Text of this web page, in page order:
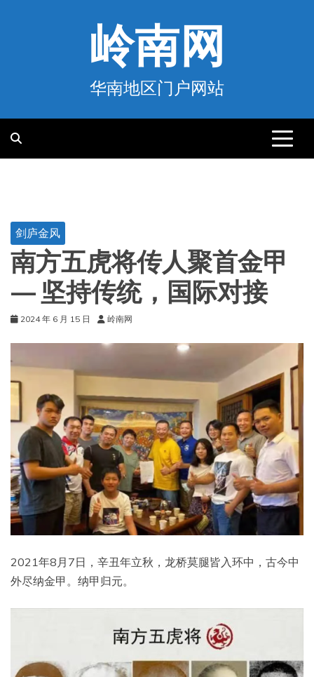
岭南网
华南地区门户网站
剑庐金风
南方五虎将传人聚首金甲
— 坚持传统，国际对接
2024 年 6 月 15 日 岭南网
2021年8月7日，辛丑年立秋，龙桥莫腿皆入环中，古今中
外尽纳金甲。纳甲归元。